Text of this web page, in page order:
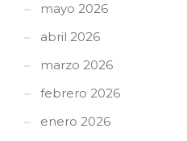
mayo 2026
abril 2026
marzo 2026
febrero 2026
enero 2026